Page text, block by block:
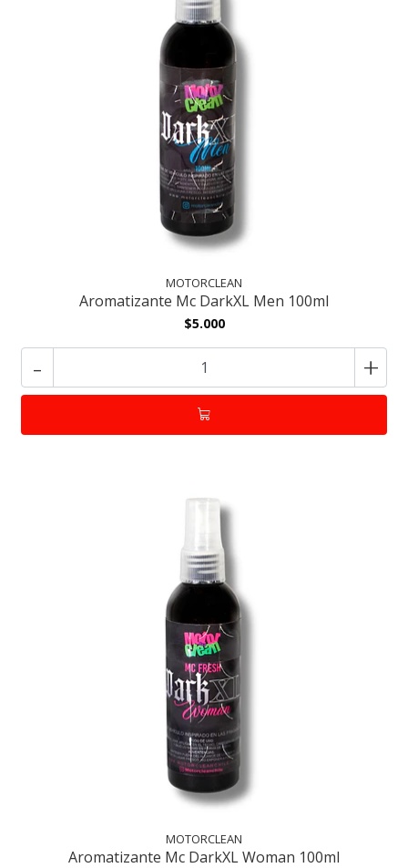
MOTORCLEAN
Aromatizante Mc DarkXL Men 100ml
$5.000
- +
MOTORCLEAN
Aromatizante Mc DarkXL Woman 100ml